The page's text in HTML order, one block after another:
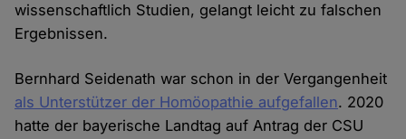
wissenschaftlich Studien, gelangt leicht zu falschen
Ergebnissen.
Bernhard Seidenath war schon in der Vergangenheit
als Unterstützer der Homöopathie aufgefallen. 2020
hatte der bayerische Landtag auf Antrag der CSU